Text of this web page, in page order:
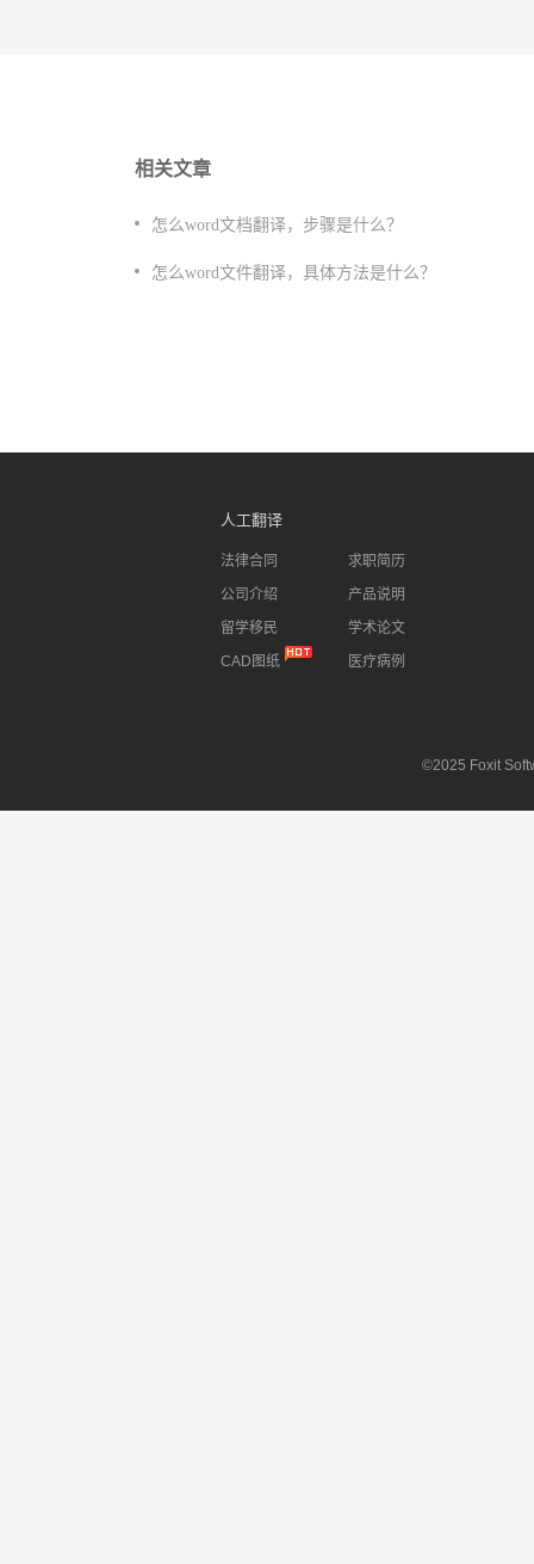
相关文章
怎么word文档翻译，步骤是什么？
​怎么word文件翻译，具体方法是什么？
人工翻译
法律合同
公司介绍
留学移民
CAD图纸
求职简历
产品说明
学术论文
医疗病例
©2025 Foxit